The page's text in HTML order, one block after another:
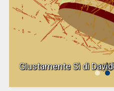
Giustamente Sì di